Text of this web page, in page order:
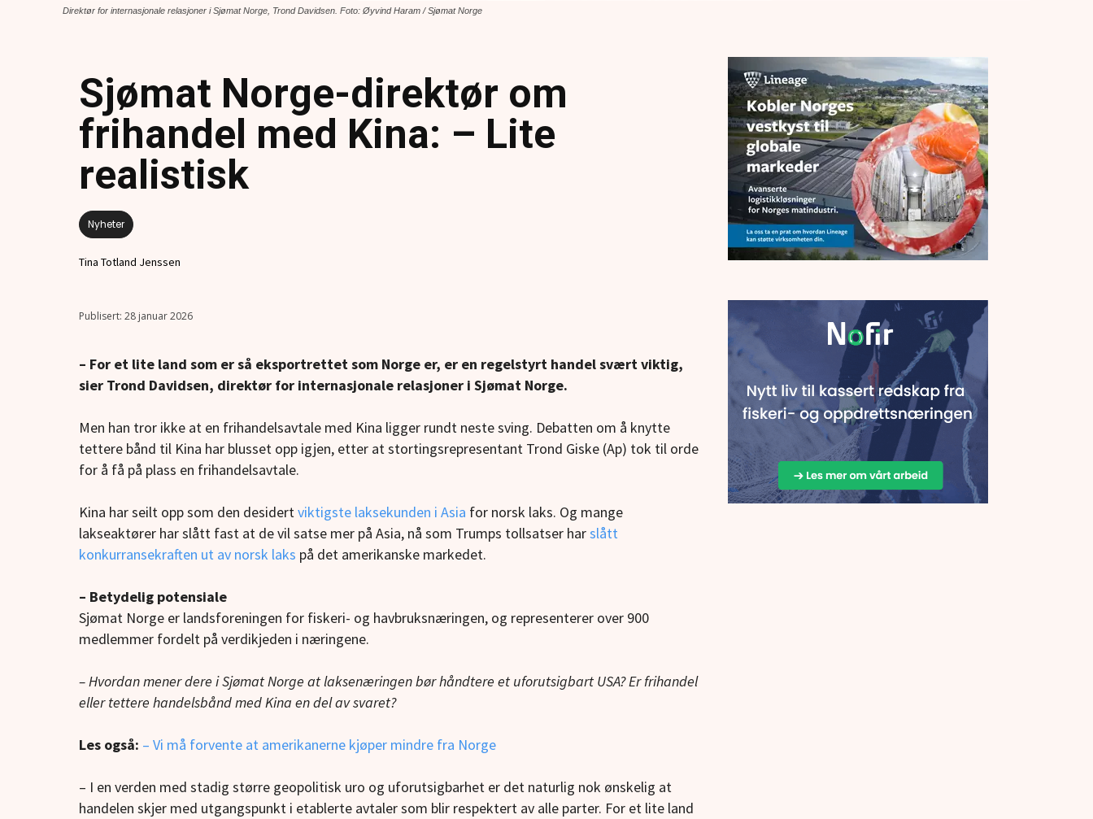
Direktør for internasjonale relasjoner i Sjømat Norge, Trond Davidsen. Foto: Øyvind Haram / Sjømat Norge
Sjømat Norge-direktør om
frihandel med Kina: – Lite
realistisk
Nyheter
Tina Totland Jenssen
28 januar 2026
– For et lite land som er så eksportrettet som Norge er, er en regelstyrt handel svært viktig,
sier Trond Davidsen, direktør for internasjonale relasjoner i Sjømat Norge.
Men han tror ikke at en frihandelsavtale med Kina ligger rundt neste sving. Debatten om å knytte
tettere bånd til Kina har blusset opp igjen, etter at stortingsrepresentant Trond Giske (Ap) tok til orde
for å få på plass en frihandelsavtale.
Kina har seilt opp som den desidertviktigste laksekunden i Asia for norsk laks. Og mange
lakseaktører har slått fast at de vil satse mer på Asia, nå som Trumps tollsatser harslått
konkurransekraften ut av norsk laks på det amerikanske markedet.
– Betydelig potensiale
Sjømat Norge er landsforeningen for fiskeri- og havbruksnæringen, og representerer over 900
medlemmer fordelt på verdikjeden i næringene.
– Hvordan mener dere i Sjømat Norge at laksenæringen bør håndtere et uforutsigbart USA? Er frihandel
eller tettere handelsbånd med Kina en del av svaret?
Les også: – Vi må forvente at amerikanerne kjøper mindre fra Norge
– I en verden med stadig større geopolitisk uro og uforutsigbarhet er det naturlig nok ønskelig at
handelen skjer med utgangspunkt i etablerte avtaler som blir respektert av alle parter. For et lite land